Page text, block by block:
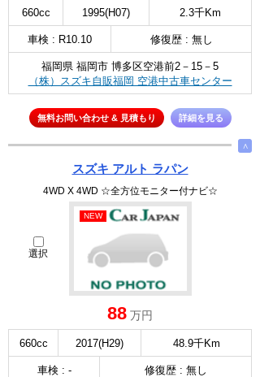
660cc 1995(H07) 2.3千Km
車検 : R10.10 修復歴 : 無し
福岡県 福岡市 博多区空港前2－15－5
（株）スズキ自販福岡 空港中古車センター
無料お問い合わせ & 見積もり 詳細を見る
∧
スズキ アルト ラパン
4WD X 4WD ☆全方位モニター付ナビ☆
選択
NEW
88 万円
660cc 2017(H29) 48.9千Km
車検 : - 修復歴 : 無し